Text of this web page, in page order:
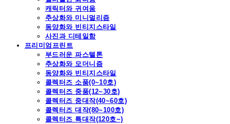
캐릭터와 귀여움
추상화와 미니멀리즘
동양화와 빈티지스타일
사진과 디테일함
프리미엄프린트
부드러운 파스텔톤
추상화와 모더니즘
동양화와 빈티지스타일
콜렉터즈 소품(0~10호)
콜렉터즈 중품(12~30호)
콜렉터즈 중대작(40~60호)
콜렉터즈 대작(80~100호)
콜렉터즈 특대작(120호~)